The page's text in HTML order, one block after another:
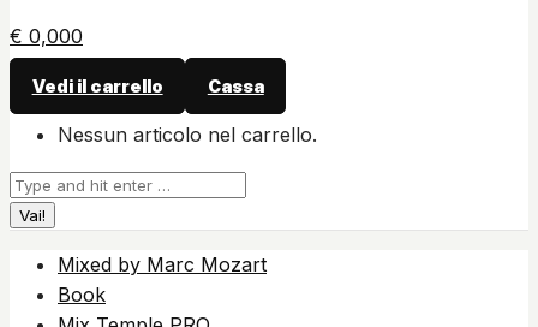
€ 0,000
Vedi il carrello Cassa
Nessun articolo nel carrello.
Cerca:
Mixed by Marc Mozart
Book